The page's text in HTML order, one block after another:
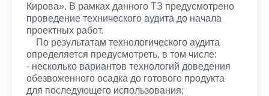
Кирова». В рамках данного ТЗ предусмотрено
проведение технического аудита до начала
проектных работ.
По результатам технологического аудита
определяется предусмотреть, в том числе:
- несколько вариантов технологий доведения
обезвоженного осадка до готового продукта
для последующего использования;